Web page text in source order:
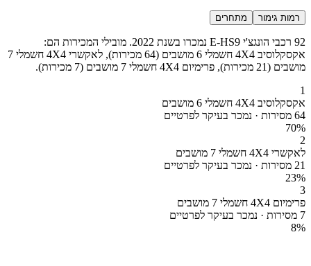
רמות גימור מתחרים
92 רכבי הונגצ'י E-HS9 נמכרו בשנת 2022. מובילי המכירות הם:
אקסקלוסיב 4X4 חשמלי 6 מושבים (64 מכירות), לאקשרי 4X4 חשמלי 7
מושבים (21 מכירות), פרימיום 4X4 חשמלי 7 מושבים (7 מכירות).
1
אקסקלוסיב 4X4 חשמלי 6 מושבים
64 מסירות · נמכר בעיקר לפרטיים
70%
2
לאקשרי 4X4 חשמלי 7 מושבים
21 מסירות · נמכר בעיקר לפרטיים
23%
3
פרימיום 4X4 חשמלי 7 מושבים
7 מסירות · נמכר בעיקר לפרטיים
8%